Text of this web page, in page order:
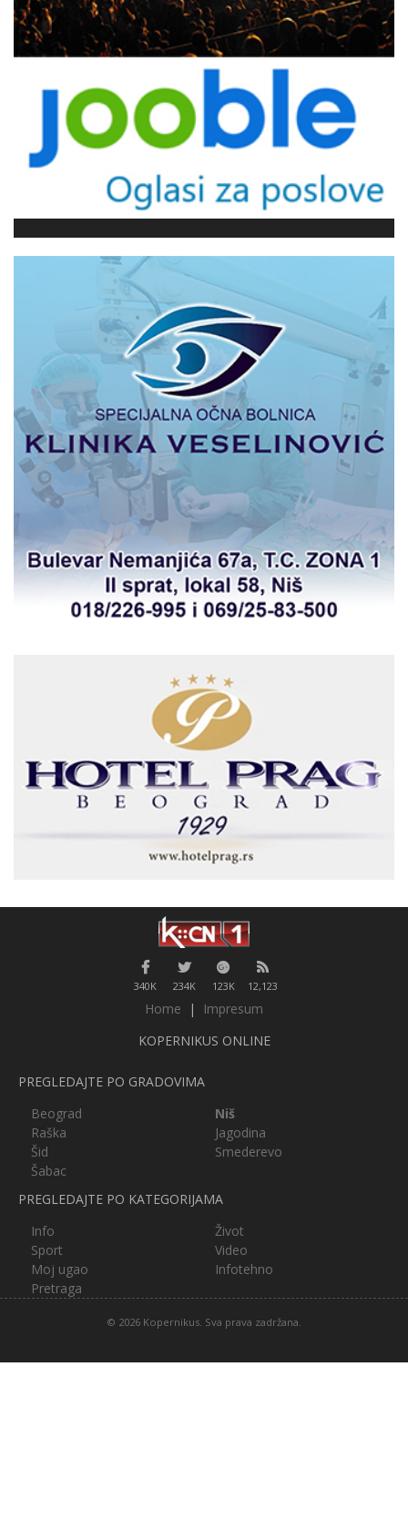
340K 234K 123K 12,123
Home |
Impresum
KOPERNIKUS ONLINE
PREGLEDAJTE PO GRADOVIMA
Beograd
Niš
Raška
Jagodina
Šid
Smederevo
Šabac
PREGLEDAJTE PO KATEGORIJAMA
Info
Život
Sport
Video
Moj ugao
Infotehno
Pretraga
© 2026 Kopernikus. Sva prava zadržana.